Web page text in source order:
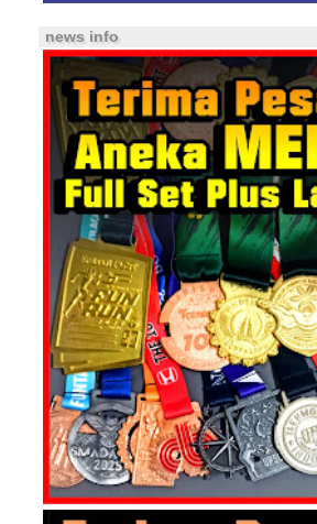
news info